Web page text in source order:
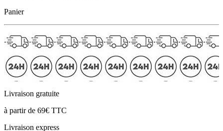
Panier
Livraison gratuite
à partir de 69€ TTC
Livraison express